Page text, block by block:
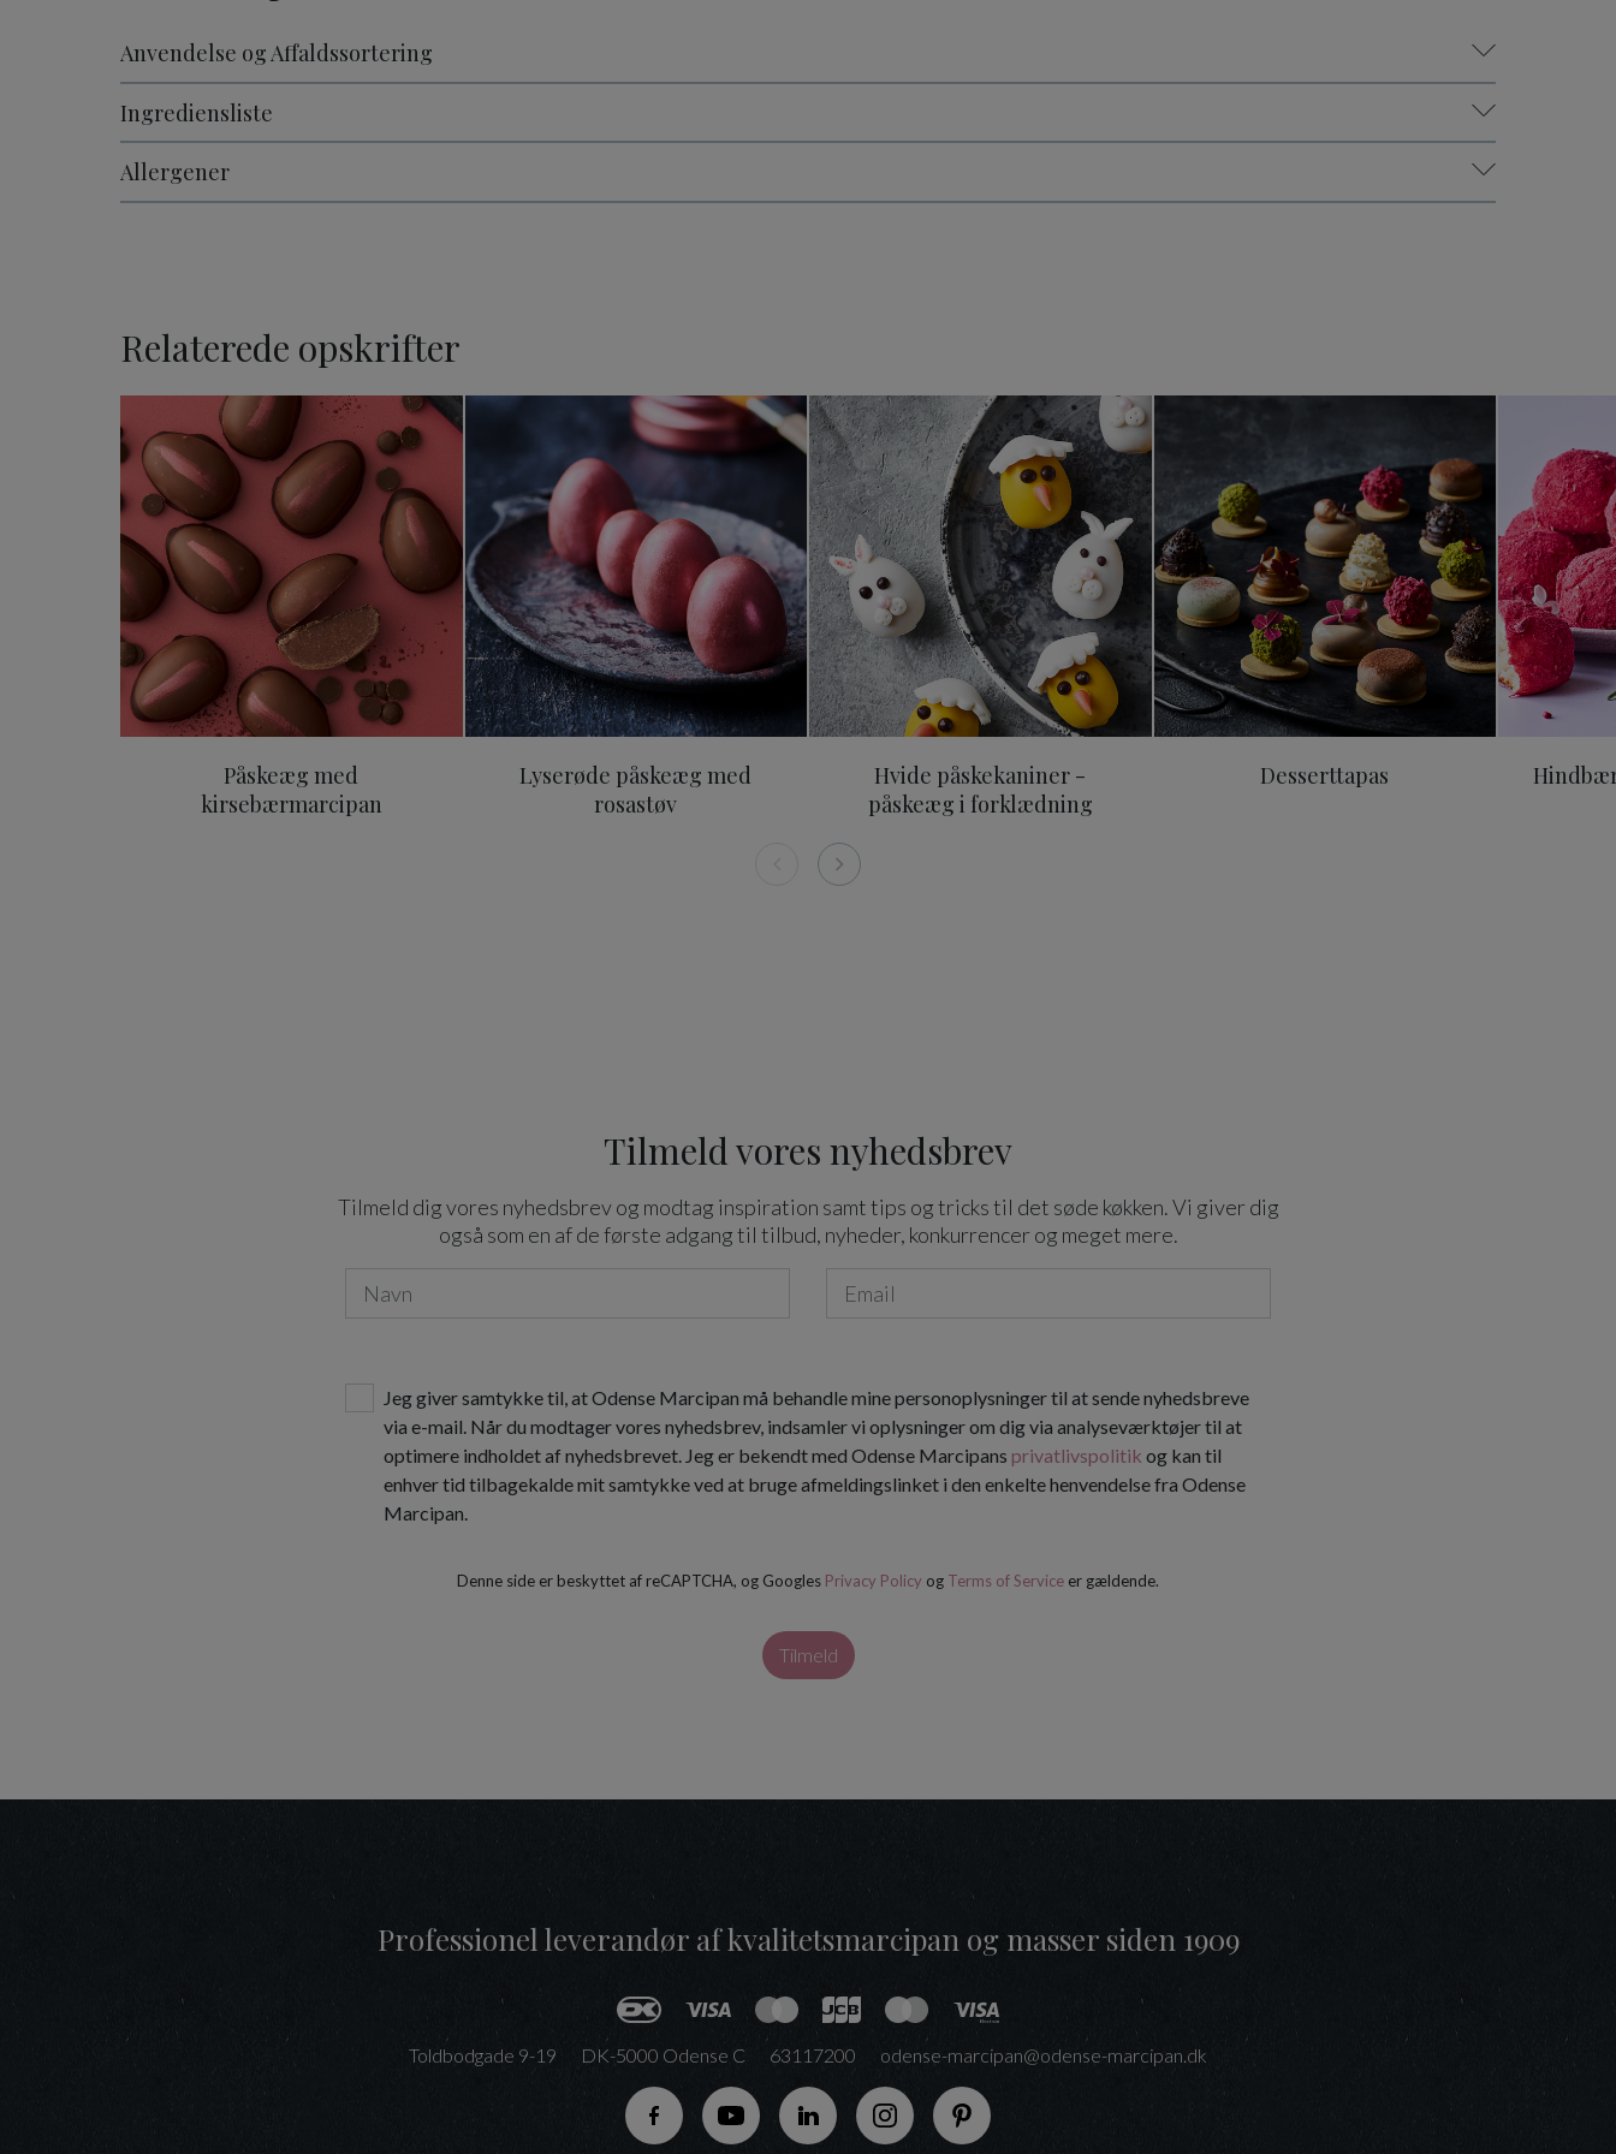
Anvendelse og Affaldssortering
Ingrediensliste
Allergener
Relaterede opskrifter
Påskeæg med
kirsebærmarcipan
Påskeæg med kirsebærmarcipan
Lyserøde påskeæg med
rosastøv
Lyserøde påskeæg med rosastøv
Hvide påskekaniner -
påskeæg i forklædning
Hvide påskekaniner - påskeæg i forklædning
Desserttapas
Tilmeld vores nyhedsbrev
Tilmeld dig vores nyhedsbrev og modtag inspiration samt tips og tricks til det søde køkken. Vi giver dig
også som en af de første adgang til tilbud, nyheder, konkurrencer og meget mere.
Jeg giver samtykke til, at Odense Marcipan må behandle mine personoplysninger til at sende nyhedsbreve
via e-mail. Når du modtager vores nyhedsbrev, indsamler vi oplysninger om dig via analyseværktøjer til at
optimere indholdet af nyhedsbrevet. Jeg er bekendt med Odense Marcipans privatlivspolitik og kan til
enhver tid tilbagekalde mit samtykke ved at bruge afmeldingslinket i den enkelte henvendelse fra Odense
Marcipan.
Denne side er beskyttet af reCAPTCHA, og Googles Privacy Policy og Terms of Service er gældende.
Tilmeld
Professionel leverandør af kvalitetsmarcipan og masser siden 1909
Toldbodgade 9-19 DK-5000 Odense C 63117200 odense-marcipan@odense-marcipan.dk
Følg os på Facebook
Følg os på YouTube
Følg os på LinkedIn
Følg os på Instagram
Følg os på Pinterest